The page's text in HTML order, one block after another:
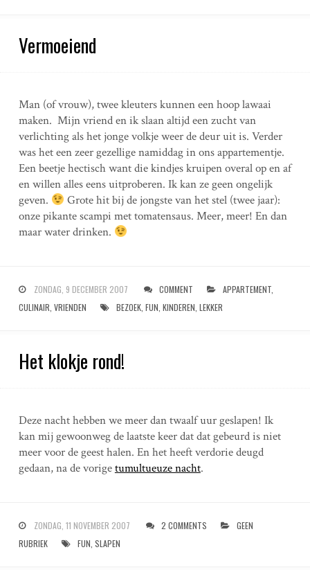
Vermoeiend
Man (of vrouw), twee kleuters kunnen een hoop lawaai
maken. Mijn vriend en ik slaan altijd een zucht van
verlichting als het jonge volkje weer de deur uit is. Verder
was het een zeer gezellige namiddag in ons appartementje.
Een beetje hectisch want die kindjes kruipen overal op en af
en willen alles eens uitproberen. Ik kan ze geen ongelijk
geven.
Grote hit bij de jongste van het stel (twee jaar):
onze pikante scampi met tomatensaus. Meer, meer! En dan
maar water drinken.
ZONDAG, 9 DECEMBER 2007 COMMENT APPARTEMENT,
CULINAIR VRIENDEN BEZOEK, FUN KINDEREN LEKKER
Het klokje rond!
Deze nacht hebben we meer dan twaalf uur geslapen! Ik
kan mij gewoonweg de laatste keer dat dat gebeurd is niet
meer voor de geest halen. En het heeft verdorie deugd
gedaan, na de vorigetumultueuze nacht.
ZONDAG, 11 NOVEMBER 2007 2 COMMENTS
GEEN
RUBRIEK
FUN SLAPEN